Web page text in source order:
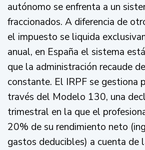
autónomo se enfrenta a un
fraccionados. A diferencia de
el impuesto se liquida
anual, en España el sistema
que la administración recaude
constante. El IRPF se gestiona
través del Modelo 130, una
trimestral en la que el
20% de su rendimiento neto
gastos deducibles) a cuenta de